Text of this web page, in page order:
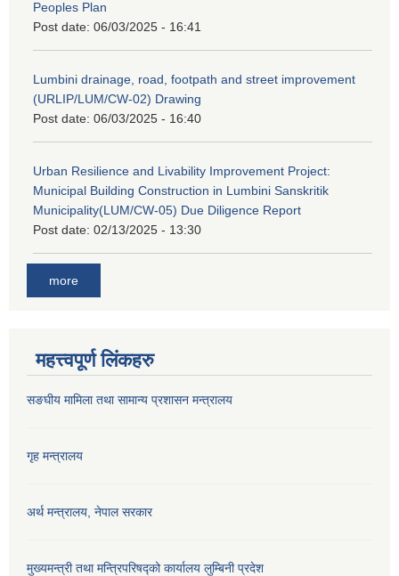
Peoples Plan
Post date: 06/03/2025 - 16:41
Lumbini drainage, road, footpath and street improvement
(URLIP/LUM/CW-02) Drawing
Post date: 06/03/2025 - 16:40
Urban Resilience and Livability Improvement Project:
Municipal Building Construction in Lumbini Sanskritik
Municipality(LUM/CW-05) Due Diligence Report
Post date: 02/13/2025 - 13:30
more
महत्त्वपूर्ण लिंकहरु
सङघीय मामिला तथा सामान्य प्रशासन मन्‍त्रालय
गृह मन्त्रालय
अर्थ मन्त्रालय, नेपाल सरकार
मुख्यमन्त्री तथा मन्त्रिपरिषद्को कार्यालय लुम्बिनी प्रदेश